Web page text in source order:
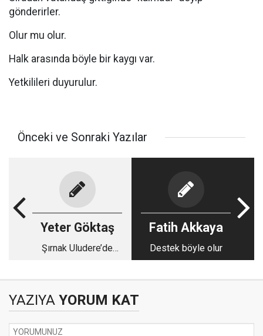
gönderirler.
Olur mu olur.
Halk arasında böyle bir kaygı var.
Yetkilileri duyurulur.
Önceki ve Sonraki Yazılar
Yeter Göktaş
Şırnak Uludere’de
Fatih Akkaya
Destek böyle olur
YAZIYA YORUM KAT